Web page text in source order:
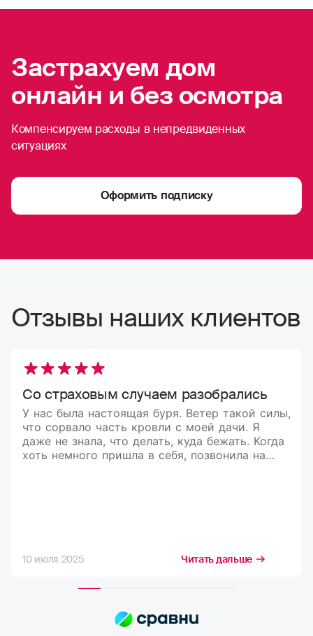
Застрахуем дом
онлайн и без осмотра
Компенсируем расходы в непредвиденных
ситуациях
Оформить подписку
Отзывы наших клиентов
Со страховым случаем разобрались
У нас была настоящая буря. Ветер такой силы,
что сорвало часть кровли с моей дачи. Я
даже не знала, что делать, куда бежать. Когда
хоть немного пришла в себя, позвонила на
10 июля 2025 Читать дальше